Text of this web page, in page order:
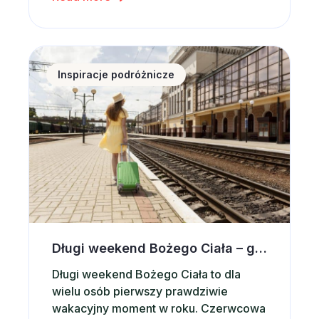
wybieramy emocje, wspomnienia i
rodzinne doświadczenia. Dobrym
pomysłem może być po prostu wspólny
wyjazd – nawet krótki weekend […]
Długi weekend Bożego Ciała – gdzie znaleźć
Inspiracje podróżnicze
Długi weekend Bożego Ciała – gdzie znaleźć noclegi i apartamenty na wynajem w Polsce?
Długi weekend Bożego Ciała to dla
wielu osób pierwszy prawdziwie
wakacyjny moment w roku. Czerwcowa